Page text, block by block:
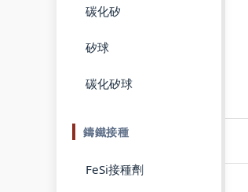
碳化矽
矽球
碳化矽球
鑄鐵接種
FeSi接種劑